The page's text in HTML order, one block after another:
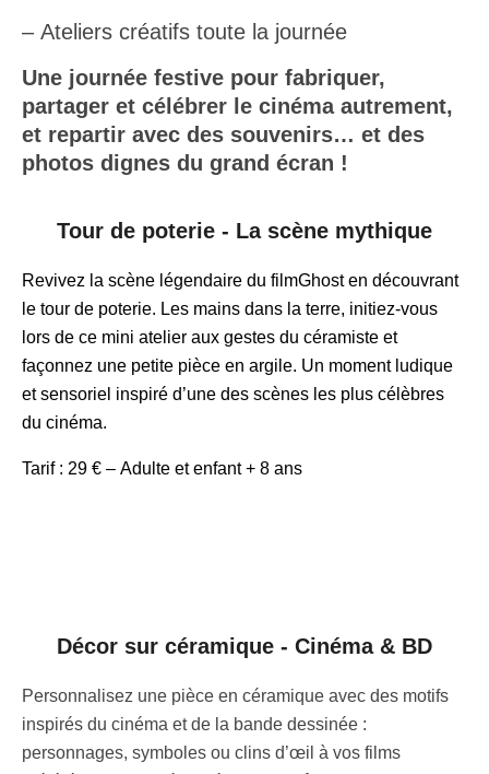
– Ateliers créatifs toute la journée
Une journée festive pour fabriquer,
partager et célébrer le cinéma autrement,
et repartir avec des souvenirs… et des
photos dignes du grand écran !
Tour de poterie - La scène mythique
Revivez la scène légendaire du filmGhost en découvrant
le tour de poterie. Les mains dans la terre, initiez-vous
lors de ce mini atelier aux gestes du céramiste et
façonnez une petite pièce en argile. Un moment ludique
et sensoriel inspiré d’une des scènes les plus célèbres
du cinéma.
Tarif : 29 € – Adulte et enfant + 8 ans
Décor sur céramique - Cinéma & BD
Personnalisez une pièce en céramique avec des motifs
inspirés du cinéma et de la bande dessinée :
personnages, symboles ou clins d’œil à vos films